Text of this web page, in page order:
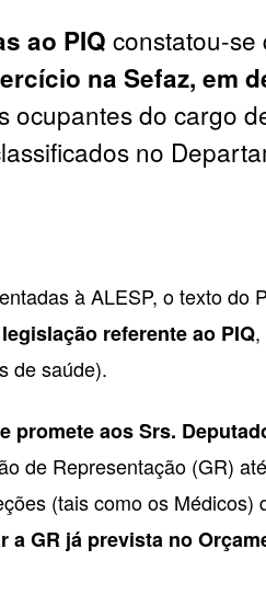
ao PIQ constatou-se
na Sefaz, em
ocupantes do cargo
no
à ALESP, o texto do
referente ao PIQ,
de saúde).
promete aos Srs.
de Representação (GR)
(tais como os
GR já prevista no